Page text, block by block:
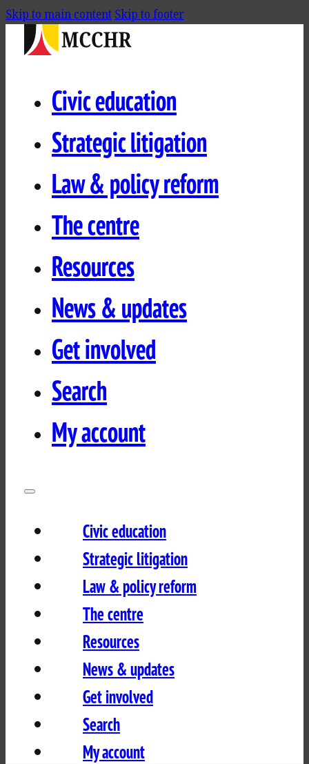
Skip to main contentSkip to footer
Civic education
Strategic litigation
Law & policy reform
The centre
Resources
News & updates
Get involved
Search
My account
Civic education
Strategic litigation
Law & policy reform
The centre
Resources
News & updates
Get involved
Search
My account